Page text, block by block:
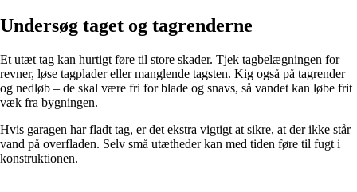
Undersøg taget og tagrenderne
Et utæt tag kan hurtigt føre til store skader. Tjek tagbelægningen for
revner, løse tagplader eller manglende tagsten. Kig også på tagrender
og nedløb – de skal være fri for blade og snavs, så vandet kan løbe frit
væk fra bygningen.
Hvis garagen har fladt tag, er det ekstra vigtigt at sikre, at der ikke står
vand på overfladen. Selv små utætheder kan med tiden føre til fugt i
konstruktionen.